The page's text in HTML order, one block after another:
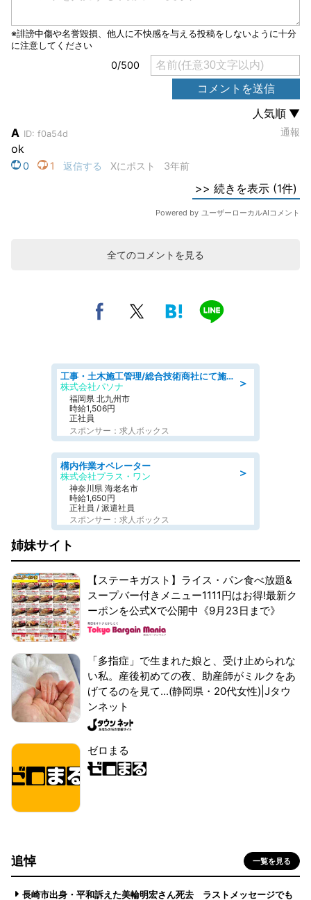
全てのコメントを見る
＞
工事・土木施工管理/総合技術商社にて施工管理のお仕事/即日勤務可/車通勤可/工事・土木施工管理/生産・品質管理
株式会社パソナ
福岡県 北九州市
時給1,506円
正社員
スポンサー：求人ボックス
＞
構内作業オペレーター
株式会社プラス・ワン
神奈川県 海老名市
時給1,650円
正社員 / 派遣社員
スポンサー：求人ボックス
姉妹サイト
【ステーキガスト】ライス・パン食べ放題&
スープバー付きメニュー1111円はお得!最新ク
ーポンを公式Xで公開中《9月23日まで》
「多指症」で生まれた娘と、受け止められな
い私。産後初めての夜、助産師がミルクをあ
げてるのを見て...(静岡県・20代女性)|Jタウ
ンネット
ゼロまる
追悼 一覧を見る
長崎市出身・平和訴えた美輪明宏さん死去 ラストメッセージでも